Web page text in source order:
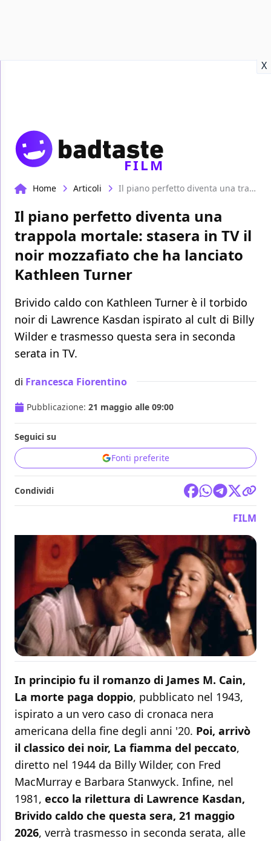
X
FILM
Home Articoli Il piano perfetto diventa una trappola mortale: stasera in TV il noir mozzafiato che ha lanciato Kathleen Turner
Il piano perfetto diventa una
trappola mortale: stasera in TV il
noir mozzafiato che ha lanciato
Kathleen Turner
Brivido caldo con Kathleen Turner è il torbido
noir di Lawrence Kasdan ispirato al cult di Billy
Wilder e trasmesso questa sera in seconda
serata in TV.
di Francesca Fiorentino
Pubblicazione: 21 maggio alle 09:00
Seguici su
Fonti preferite
Condividi
FILM
In principio fu il romanzo di James M. Cain,
La morte paga doppio, pubblicato nel 1943,
ispirato a un vero caso di cronaca nera
americana della fine degli anni '20. Poi, arrivò
il classico dei noir, La fiamma del peccato,
diretto nel 1944 da Billy Wilder, con Fred
MacMurray e Barbara Stanwyck. Infine, nel
1981, ecco la rilettura di Lawrence Kasdan,
Brivido caldo che questa sera, 21 maggio
2026, verrà trasmesso in seconda serata, alle